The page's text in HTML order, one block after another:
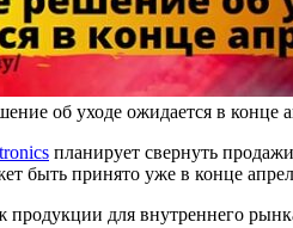
об уходе ожидается в конце
планирует свернуть
быть принято уже в конце
для внутреннего